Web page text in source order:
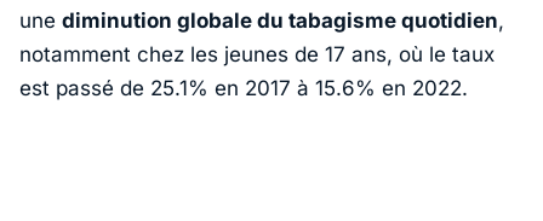
une diminution globale du tabagisme quotidien,
notamment chez les jeunes de 17 ans, où le taux
est passé de 25.1% en 2017 à 15.6% en 2022.